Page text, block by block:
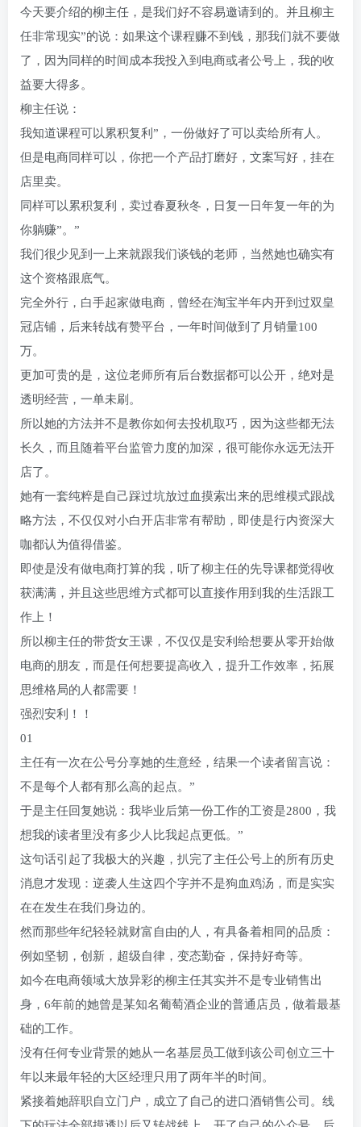
今天要介绍的柳主任，是我们好不容易邀请到的。并且柳主
任非常现实”的说：如果这个课程赚不到钱，那我们就不要做
了，因为同样的时间成本我投入到电商或者公号上，我的收
益要大得多。
柳主任说：
我知道课程可以累积复利”，一份做好了可以卖给所有人。
但是电商同样可以，你把一个产品打磨好，文案写好，挂在
店里卖。
同样可以累积复利，卖过春夏秋冬，日复一日年复一年的为
你躺赚”。”
我们很少见到一上来就跟我们谈钱的老师，当然她也确实有
这个资格跟底气。
完全外行，白手起家做电商，曾经在淘宝半年内开到过双皇
冠店铺，后来转战有赞平台，一年时间做到了月销量100
万。
更加可贵的是，这位老师所有后台数据都可以公开，绝对是
透明经营，一单未刷。
所以她的方法并不是教你如何去投机取巧，因为这些都无法
长久，而且随着平台监管力度的加深，很可能你永远无法开
店了。
她有一套纯粹是自己踩过坑放过血摸索出来的思维模式跟战
略方法，不仅仅对小白开店非常有帮助，即使是行内资深大
咖都认为值得借鉴。
即使是没有做电商打算的我，听了柳主任的先导课都觉得收
获满满，并且这些思维方式都可以直接作用到我的生活跟工
作上！
所以柳主任的带货女王课，不仅仅是安利给想要从零开始做
电商的朋友，而是任何想要提高收入，提升工作效率，拓展
思维格局的人都需要！
强烈安利！！
01
主任有一次在公号分享她的生意经，结果一个读者留言说：
不是每个人都有那么高的起点。”
于是主任回复她说：我毕业后第一份工作的工资是2800，我
想我的读者里没有多少人比我起点更低。”
这句话引起了我极大的兴趣，扒完了主任公号上的所有历史
消息才发现：逆袭人生这四个字并不是狗血鸡汤，而是实实
在在发生在我们身边的。
然而那些年纪轻轻就财富自由的人，有具备着相同的品质：
例如坚韧，创新，超级自律，变态勤奋，保持好奇等。
如今在电商领域大放异彩的柳主任其实并不是专业销售出
身，6年前的她曾是某知名葡萄酒企业的普通店员，做着最基
础的工作。
没有任何专业背景的她从一名基层员工做到该公司创立三十
年以来最年轻的大区经理只用了两年半的时间。
紧接着她辞职自立门户，成立了自己的进口酒销售公司。线